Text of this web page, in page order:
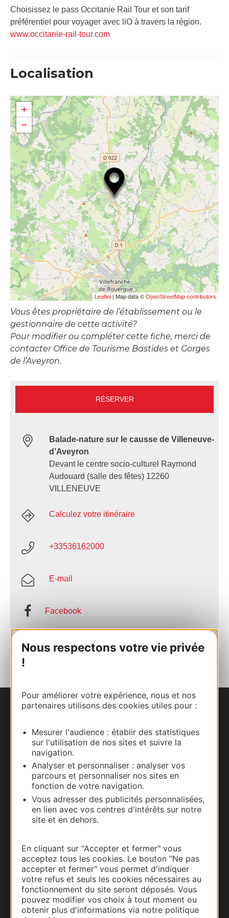
Nous respectons votre vie privée
!
Pour améliorer votre expérience, nous et nos
partenaires utilisons des cookies utiles pour :
Mesurer l'audience : établir des statistiques
sur l'utilisation de nos sites et suivre la
navigation.
Analyser et personnaliser : analyser vos
parcours et personnaliser nos sites en
fonction de votre navigation.
Vous adresser des publicités personnalisées,
en lien avec vos centres d'intérêts sur notre
site et en dehors.
En cliquant sur "Accepter et fermer" vous
acceptez tous les cookies. Le bouton "Ne pas
accepter et fermer" vous permet d'indiquer
votre refus et seuls les cookies nécessaires au
fonctionnement du site seront déposés. Vous
pouvez modifier vos choix à tout moment ou
obtenir plus d'informations via notre politique
Choisissez le pass Occitanie Rail Tour et son tarif
préférentiel pour voyager avec liO à travers la région.
www.occitanie-rail-tour.com
Localisation
+
−
Leaflet| Map data © OpenStreetMap contributors
Vous êtes propriétaire de l’établissement ou le
gestionnaire de cette activité?
Pour modifier ou compléter cette fiche, merci de
contacter Office de Tourisme Bastides et Gorges
de l’Aveyron.
RÉSERVER
Balade-nature sur le causse de Villeneuve-
d’Aveyron
Devant le centre socio-culturel Raymond
Audouard (salle des fêtes) 12260
VILLENEUVE
Calculez votre itinéraire
+33536162000
E-mail
Facebook
AU CARNET
Carte interactive
Documentation
Thermalisme
Business/Mice